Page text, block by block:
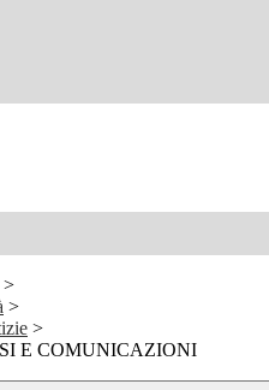
>
>
>
E COMUNICAZIONI